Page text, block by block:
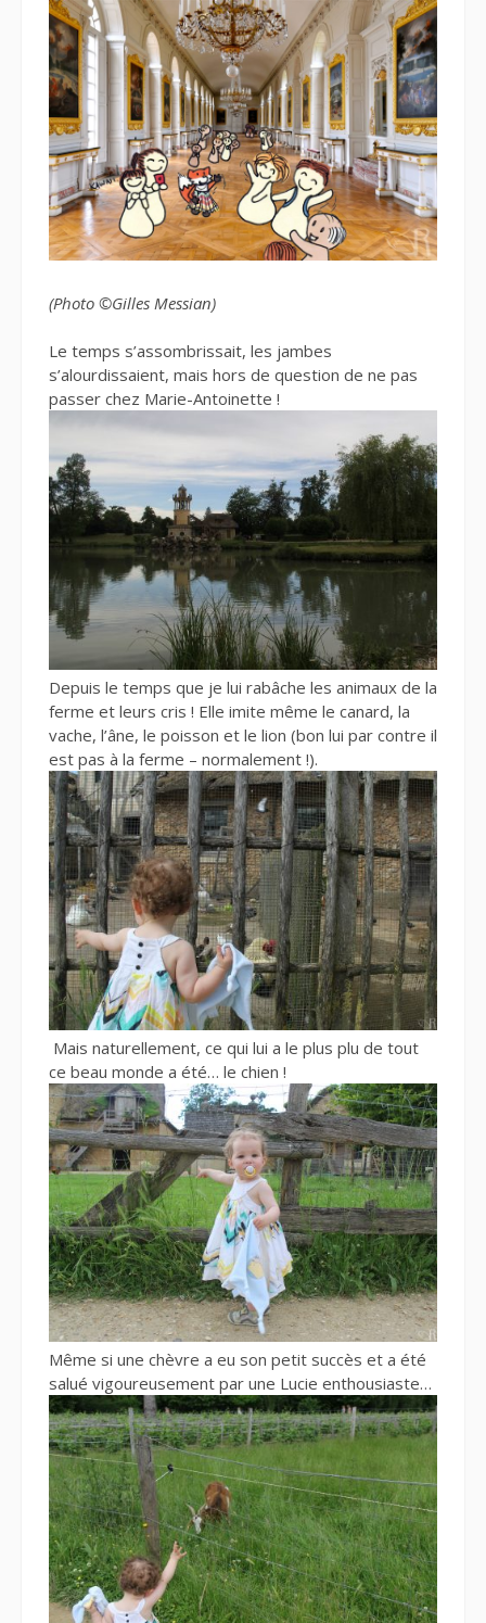
(Photo ©Gilles Messian)
Le temps s’assombrissait, les jambes
s’alourdissaient, mais hors de question de ne pas
passer chez Marie-Antoinette !
Depuis le temps que je lui rabâche les animaux de la
ferme et leurs cris ! Elle imite même le canard, la
vache, l’âne, le poisson et le lion (bon lui par contre il
est pas à la ferme – normalement !).
Mais naturellement, ce qui lui a le plus plu de tout
ce beau monde a été… le chien !
Même si une chèvre a eu son petit succès et a été
salué vigoureusement par une Lucie enthousiaste…